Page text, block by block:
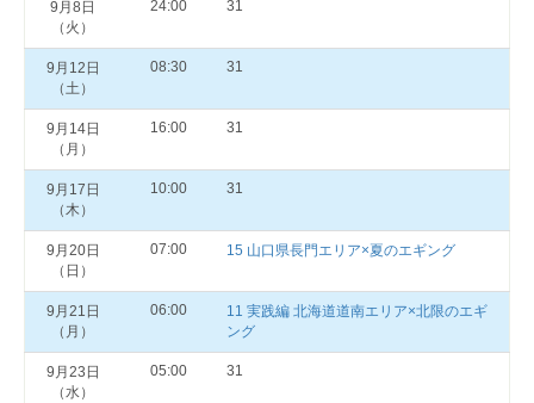
9月8日
（火）
24:00 31
9月12日
（土）
08:30 31
9月14日
（月）
16:00 31
9月17日
（木）
10:00 31
9月20日
（日）
07:00 15 山口県長門エリア×夏のエギング
9月21日
（月）
06:00
11 実践編 北海道道南エリア×北限のエギ
ング
9月23日
（水）
05:00 31